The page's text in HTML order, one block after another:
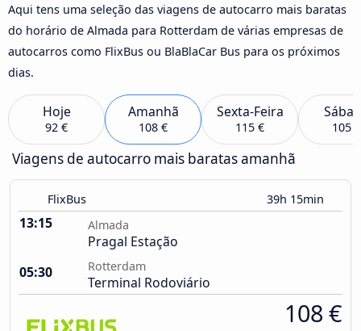
Aqui tens uma seleção das viagens de autocarro mais baratas
do horário de Almada para Rotterdam de várias empresas de
autocarros como FlixBus ou BlaBlaCar Bus para os próximos
dias.
Hoje
92 €
Amanhã
108 €
Sexta-Feira
115 € 105 €
Viagens de autocarro mais baratas amanhã
FlixBus 39h 15min
13:15 Almada
Pragal Estação
05:30
Rotterdam
Terminal Rodoviário
108 €